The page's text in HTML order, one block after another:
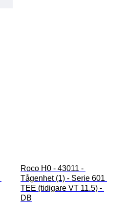
Roco H0 - 43011 -
Tågenhet (1) - Serie 601
TEE (tidigare VT 11.5) -
DB